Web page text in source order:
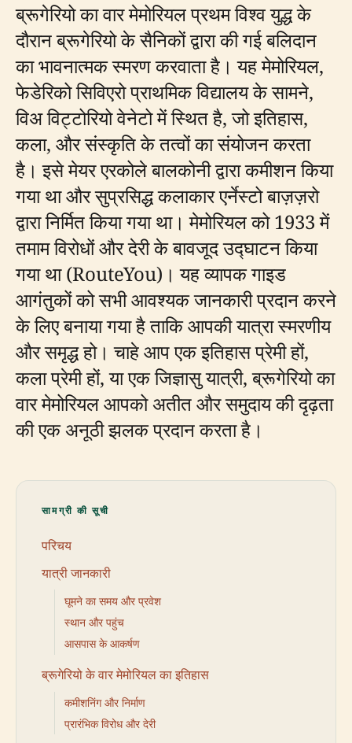
ब्रूगेरियो का वार मेमोरियल प्रथम विश्व युद्ध के
दौरान ब्रूगेरियो के सैनिकों द्वारा की गई बलिदान
का भावनात्मक स्मरण करवाता है। यह मेमोरियल,
फेडेरिको सिविएरो प्राथमिक विद्यालय के सामने,
विअ विट्टोरियो वेनेटो में स्थित है, जो इतिहास,
कला, और संस्कृति के तत्वों का संयोजन करता
है। इसे मेयर एरकोले बालकोनी द्वारा कमीशन किया
गया था और सुप्रसिद्ध कलाकार एर्नेस्टो बाज़ज़रो
द्वारा निर्मित किया गया था। मेमोरियल को 1933 में
तमाम विरोधों और देरी के बावजूद उद्घाटन किया
गया था (RouteYou)। यह व्यापक गाइड
आगंतुकों को सभी आवश्यक जानकारी प्रदान करने
के लिए बनाया गया है ताकि आपकी यात्रा स्मरणीय
और समृद्ध हो। चाहे आप एक इतिहास प्रेमी हों,
कला प्रेमी हों, या एक जिज्ञासु यात्री, ब्रूगेरियो का
वार मेमोरियल आपको अतीत और समुदाय की दृढ़ता
की एक अनूठी झलक प्रदान करता है।
सामग्री की सूची
परिचय
यात्री जानकारी
घूमने का समय और प्रवेश
स्थान और पहुंच
आसपास के आकर्षण
ब्रूगेरियो के वार मेमोरियल का इतिहास
कमीशनिंग और निर्माण
प्रारंभिक विरोध और देरी